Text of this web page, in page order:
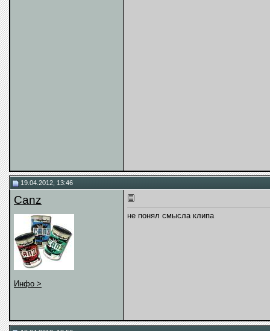
19.04.2012, 13:46
Canz
Инфо >
не понял смысла клипа